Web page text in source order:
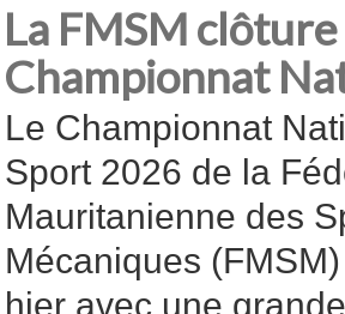
La FMSM
Championnat
Le Championnat
Sport 2026 de la
Mauritanienne des
Mécaniques
hier avec une